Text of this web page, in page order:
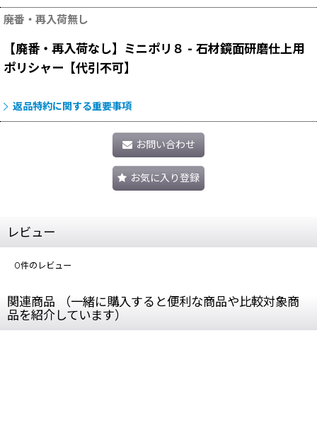
廃番・再入荷無し
【廃番・再入荷なし】ミニポリ８ - 石材鏡面研磨仕上用
ポリシャー【代引不可】
返品特約に関する重要事項
お問い合わせ
お気に入り登録
レビュー
0件のレビュー
関連商品 （一緒に購入すると便利な商品や比較対象商
品を紹介しています）